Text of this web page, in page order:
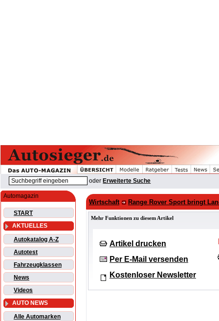
oder Erweiterte Suche
Automagazin
START
AKTUELLES
Autokatalog A-Z
Autotest
Fahrzeugklassen
News
Videos
AUTO NEWS
Alle Automarken
Wirtschaft Range Rover Sport bringt
Mehr Funktionen zu diesem Artikel
Artikel drucken
Per E-Mail versenden
Kostenloser Newsletter